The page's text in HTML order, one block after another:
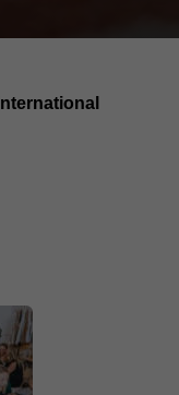
International